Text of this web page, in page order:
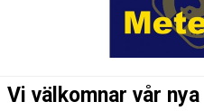
Vi välkomnar vår nya